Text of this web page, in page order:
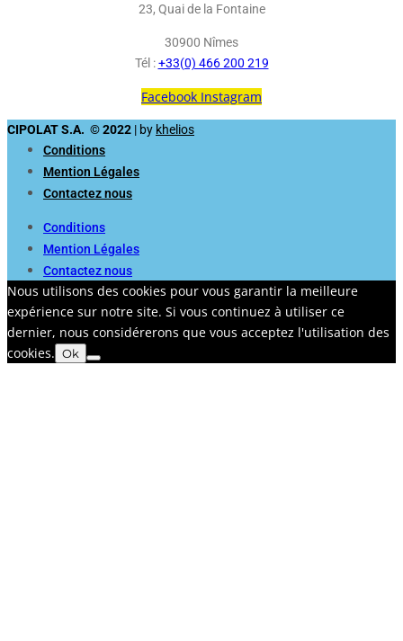
23, Quai de la Fontaine
30900 Nîmes
Tél :+33(0) 466 200 219
Facebook Instagram
CIPOLAT S.A. © 2022 | by khelios
Conditions
Mention Légales
Contactez nous
Conditions
Mention Légales
Contactez nous
Nous utilisons des cookies pour vous garantir la meilleure
expérience sur notre site. Si vous continuez à utiliser ce
dernier, nous considérerons que vous acceptez l'utilisation des
cookies. Ok